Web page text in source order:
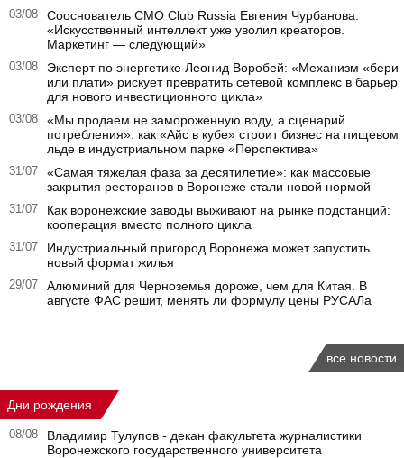
03/08
Сооснователь CMO Club Russia Евгения Чурбанова:
«Искусственный интеллект уже уволил креаторов.
Маркетинг — следующий»
03/08
Эксперт по энергетике Леонид Воробей: «Механизм «бери
или плати» рискует превратить сетевой комплекс в барьер
для нового инвестиционного цикла»
03/08
«Мы продаем не замороженную воду, а сценарий
потребления»: как «Айс в кубе» строит бизнес на пищевом
льде в индустриальном парке «Перспектива»
31/07
«Самая тяжелая фаза за десятилетие»: как массовые
закрытия ресторанов в Воронеже стали новой нормой
31/07
Как воронежские заводы выживают на рынке подстанций:
кооперация вместо полного цикла
31/07
Индустриальный пригород Воронежа может запустить
новый формат жилья
29/07
Алюминий для Черноземья дороже, чем для Китая. В
августе ФАС решит, менять ли формулу цены РУСАЛа
все новости
Дни рождения
08/08
Владимир Тулупов - декан факультета журналистики
Воронежского государственного университета